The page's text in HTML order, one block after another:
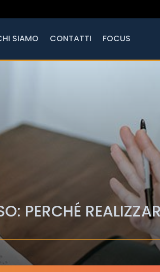
SIAMO CONTATTI FOCUS
PERCHÉ